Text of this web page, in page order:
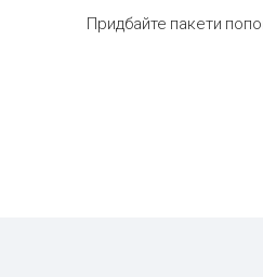
Придбайте пакети